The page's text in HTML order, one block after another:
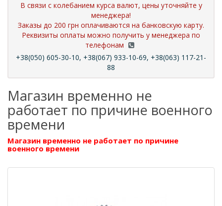
В связи с колебанием курса валют, цены уточняйте у
менеджера!
Заказы до 200 грн оплачиваются на банковскую карту.
Реквизиты оплаты можно получить у менеджера по
телефонам
+38(050) 605-30-10, +38(067) 933-10-69, +38(063) 117-21-
88
Магазин временно не
работает по причине военного
времени
Магазин временно не работает по причине
военного времени